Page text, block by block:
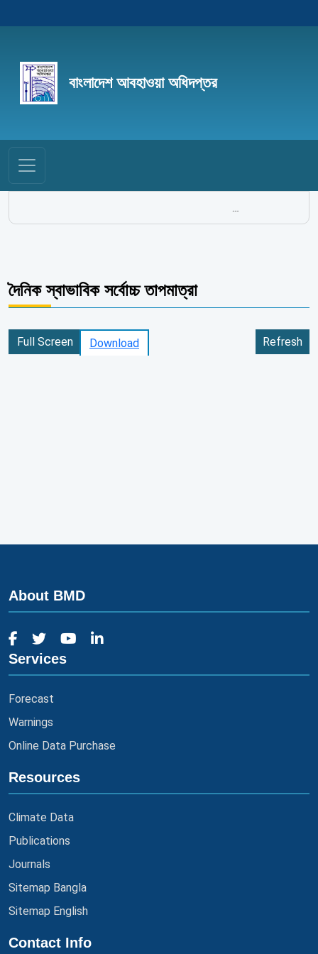
বাংলাদেশ আবহাওয়া অধিদপ্তর
...
দৈনিক স্বাভাবিক সর্বোচ্চ তাপমাত্রা
Download Refresh
Full Screen
About BMD
Services
Forecast
Warnings
Online Data Purchase
Resources
Climate Data
Publications
Journals
Sitemap Bangla
Sitemap English
Contact Info